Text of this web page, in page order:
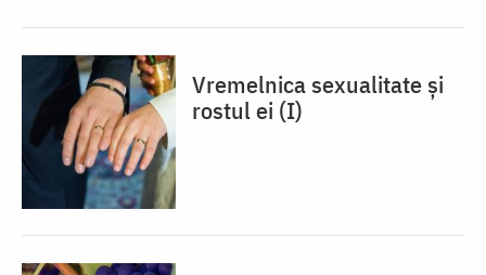
Vremelnica sexualitate și
rostul ei (I)